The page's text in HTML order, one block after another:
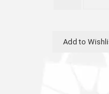
Wash&Free
Add to